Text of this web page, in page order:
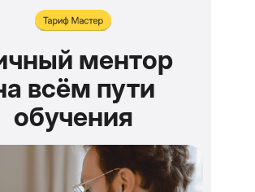
ментор
всём пути
обучения